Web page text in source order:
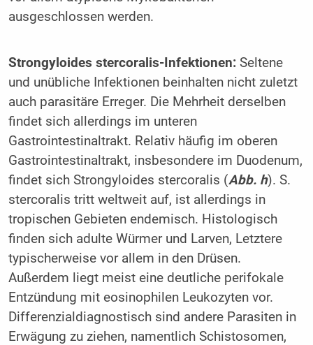
ausgeschlossen werden.
Strongyloides stercoralis-Infektionen:Seltene
und unübliche Infektionen beinhalten nicht zuletzt
auch parasitäre Erreger. Die Mehrheit derselben
findet sich allerdings im unteren
Gastrointestinaltrakt. Relativ häufig im oberen
Gastrointestinaltrakt, insbesondere im Duodenum,
findet sich Strongyloides stercoralis (Abb. h). S.
stercoralis tritt weltweit auf, ist allerdings in
tropischen Gebieten endemisch. Histologisch
finden sich adulte Würmer und Larven, Letztere
typischerweise vor allem in den Drüsen.
Außerdem liegt meist eine deutliche perifokale
Entzündung mit eosinophilen Leukozyten vor.
Differenzialdiagnostisch sind andere Parasiten in
Erwägung zu ziehen, namentlich Schistosomen,